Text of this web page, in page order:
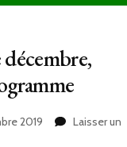
2019
Laisser un